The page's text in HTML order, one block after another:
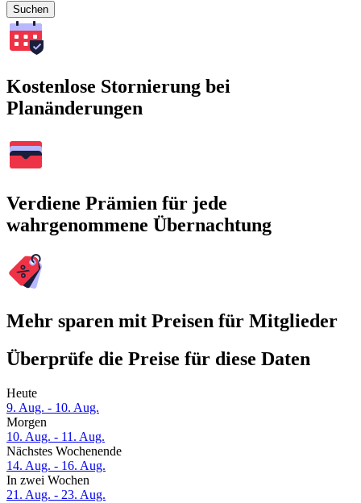
Suchen
Kostenlose Stornierung bei
Planänderungen
Verdiene Prämien für jede
wahrgenommene Übernachtung
Mehr sparen mit Preisen für Mitglieder
Überprüfe die Preise für diese Daten
Heute
9. Aug. - 10. Aug.
Morgen
10. Aug. - 11. Aug.
Nächstes Wochenende
14. Aug. - 16. Aug.
In zwei Wochen
21. Aug. - 23. Aug.